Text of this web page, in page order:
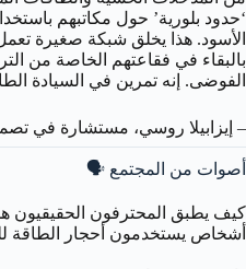
‘حدود بلورية’ حول مكاتبهم
الأسود. هذا يخلق شبكة صغيرة
بالبقاء في فقاعتهم الخاصة من
الفوضى. إنه تمرين في السيادة
– إيزابيلا روسي، مستشارة في
أصوات من المجتمع 🗣️
كيف يطبق المحترفون الحقيقيون
أشخاص يستخدمون أحجار الطاقة